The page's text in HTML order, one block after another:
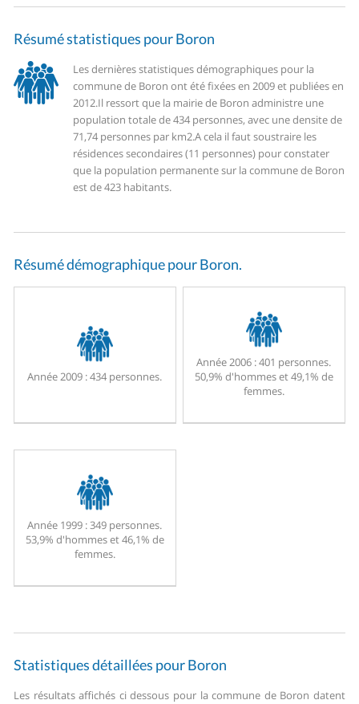
Résumé statistiques pour Boron
Les dernières statistiques démographiques pour la
commune de Boron ont été fixées en 2009 et publiées en
2012.Il ressort que la mairie de Boron administre une
population totale de 434 personnes, avec une densite de
71,74 personnes par km2.A cela il faut soustraire les
résidences secondaires (11 personnes) pour constater
que la population permanente sur la commune de Boron
est de 423 habitants.
Résumé démographique pour Boron.
Année 2009 :434 personnes.
Année 2006 :401 personnes.
50,9% d'hommes et 49,1% de
femmes.
Année 1999 :349 personnes.
53,9% d'hommes et 46,1% de
femmes.
Statistiques détaillées pour Boron
Les résultats affichés ci dessous pour la commune de Boron datent